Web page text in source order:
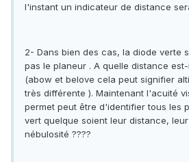
l'instant un indicateur de distance
2- Dans bien des cas, la diode verte
pas le planeur . A quelle distance
(abow et belove cela peut signifier
très différente ). Maintenant l'acuité
permet peut être d'identifier tous les
vert quelque soient leur distance,
nébulosité ????